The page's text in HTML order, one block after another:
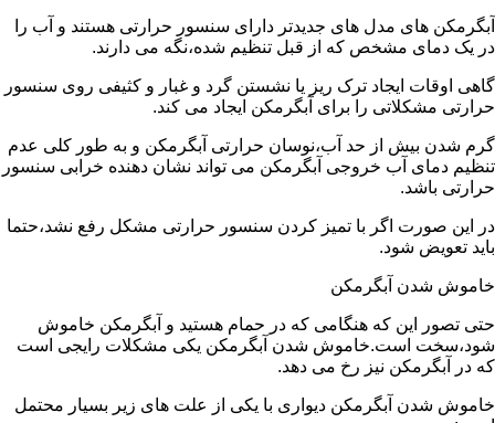
آبگرمکن های مدل های جدیدتر دارای سنسور حرارتی هستند و آب را
در یک دمای مشخص که از قبل تنظیم شده،نگه می دارند.
گاهی اوقات ایجاد ترک ریز یا نشستن گرد و غبار و کثیفی روی سنسور
حرارتی مشکلاتی را برای آبگرمکن ایجاد می کند.
گرم شدن بیش از حد آب،نوسان حرارتی آبگرمکن و به طور کلی عدم
تنظیم دمای آب خروجی آبگرمکن می تواند نشان دهنده خرابی سنسور
حرارتی باشد.
در این صورت اگر با تمیز کردن سنسور حرارتی مشکل رفع نشد،حتما
باید تعویض شود.
خاموش شدن آبگرمکن
حتی تصور این که هنگامی که در حمام هستید و آبگرمکن خاموش
شود،سخت است.خاموش شدن آبگرمکن یکی مشکلات رایجی است
که در آبگرمکن نیز رخ می دهد.
خاموش شدن آبگرمکن دیواری با یکی از علت های زیر بسیار محتمل